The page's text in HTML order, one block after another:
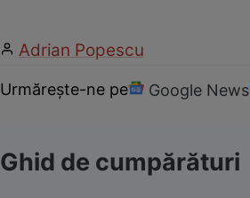
Adrian Popescu
Urmărește-ne pe Google News
Ghid de cumpărături